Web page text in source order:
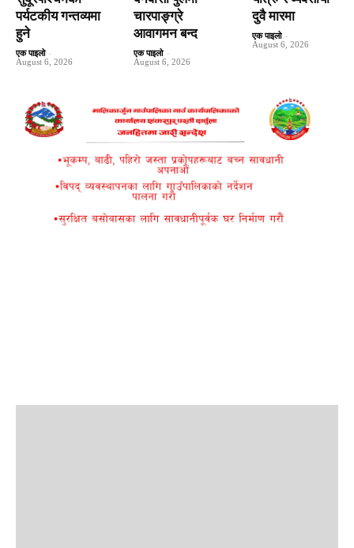
पर्यटकीय गन्तव्यमा
हुने
एक पाइलो -
August 6, 2026
चारपाङ्ग्रे
आवागमन बन्द
एक पाइलो -
August 6, 2026
दुवै मारमा
एक पाइलो -
August 6, 2026